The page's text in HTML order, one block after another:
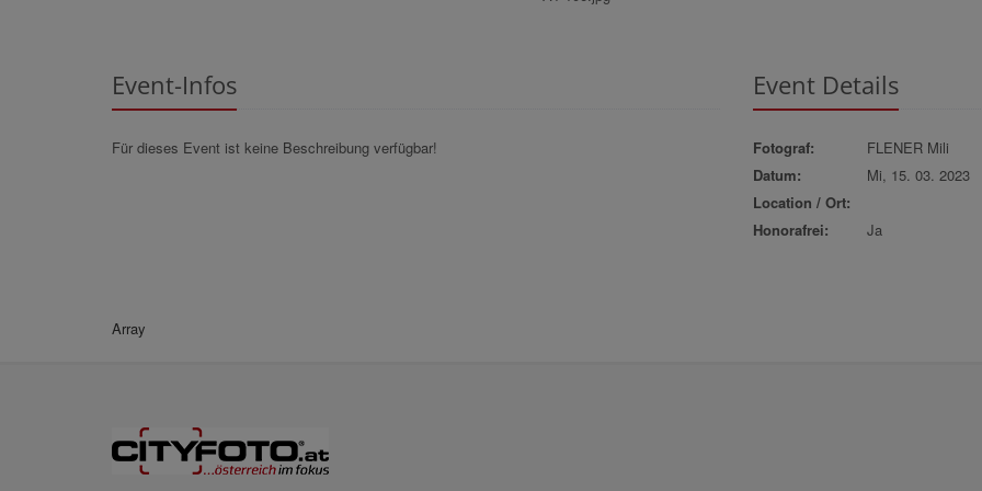
Event-Infos
Für dieses Event ist keine Beschreibung verfügbar!
Event Details
Fotograf:
FLENER Mili
Datum:
Mi, 15. 03. 2023
Location / Ort:
Honorafrei:
Ja
Array